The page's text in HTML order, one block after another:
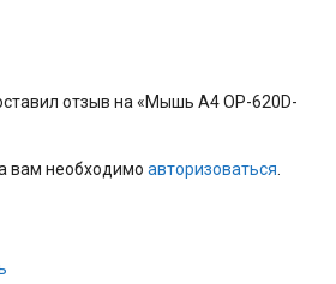
отзыв на «Мышь A4 OP-620D-
вам необходимо авторизоваться